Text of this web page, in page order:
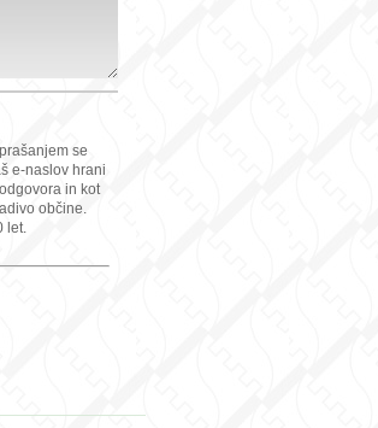
se
e-naslov hrani
in kot
občine.
let.